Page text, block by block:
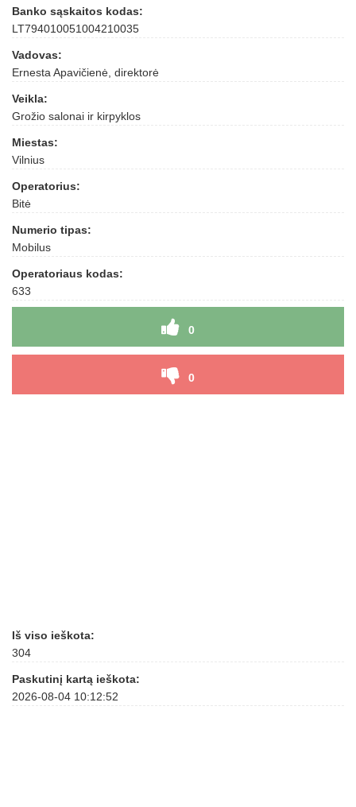
Banko sąskaitos kodas:
LT794010051004210035
Vadovas:
Ernesta Apavičienė, direktorė
Veikla:
Grožio salonai ir kirpyklos
Miestas:
Vilnius
Operatorius:
Bitė
Numerio tipas:
Mobilus
Operatoriaus kodas:
633
0
0
Iš viso ieškota:
304
Paskutinį kartą ieškota:
2026-08-04 10:12:52